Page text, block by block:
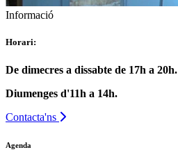
Informació
Horari:
De dimecres a dissabte de 17h a 20h.
Diumenges d'11h a 14h.
Contacta'ns
Agenda